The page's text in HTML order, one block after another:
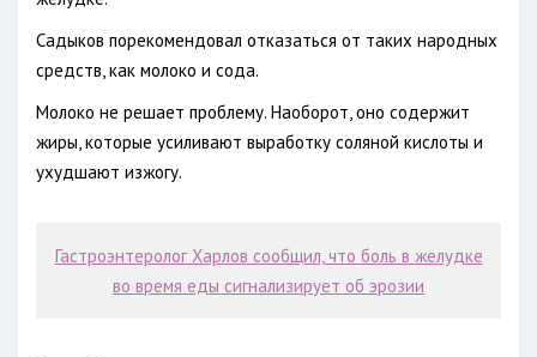
Садыков порекомендовал отказаться от таких народных
средств, как молоко и сода.
Молоко не решает проблему. Наоборот, оно содержит
жиры, которые усиливают выработку соляной кислоты и
ухудшают изжогу.
Гастроэнтеролог Харлов сообщил, что боль в желудке
во время еды сигнализирует об эрозии